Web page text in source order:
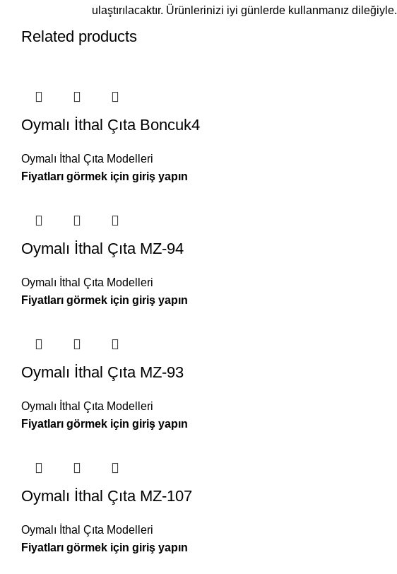
ulaştırılacaktır. Ürünlerinizi iyi günlerde kullanmanız dileğiyle.
Related products
Oymalı İthal Çıta Boncuk4
Oymalı İthal Çıta Modelleri
Oymalı İthal Çıta MZ-94
Oymalı İthal Çıta Modelleri
Oymalı İthal Çıta MZ-93
Oymalı İthal Çıta Modelleri
Oymalı İthal Çıta MZ-107
Oymalı İthal Çıta Modelleri